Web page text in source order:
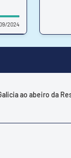
2024
ao abeiro da